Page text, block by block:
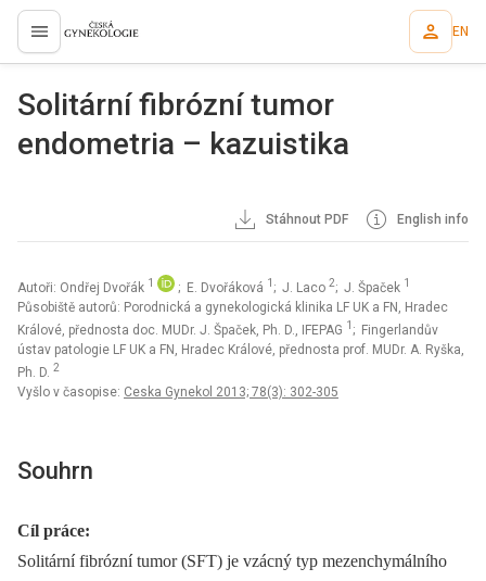
proLékaře.cz EN
Solitární fibrózní tumor
endometria – kazuistika
Stáhnout PDF English info
Autoři: Ondřej Dvořák 1 ; E. Dvořáková 1 ; J. Laco 2; J. Špaček 1
Působiště autorů: Porodnická a gynekologická klinika LF UK a FN, Hradec
Králové, přednosta doc. MUDr. J. Špaček, Ph. D., IFEPAG 1 ; Fingerlandův
ústav patologie LF UK a FN, Hradec Králové, přednosta prof. MUDr. A. Ryška,
Ph. D. 2
Vyšlo v časopise: Ceska Gynekol 2013; 78(3): 302-305
Souhrn
Cíl práce:
Solitární fibrózní tumor (SFT) je vzácný typ mezenchymálního